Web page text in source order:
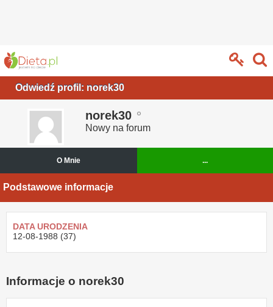
Odwiedź profil: norek30
norek30
Nowy na forum
O Mnie ...
Podstawowe informacje
DATA URODZENIA
12-08-1988 (37)
Informacje o norek30